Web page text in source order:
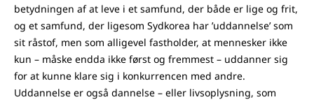
betydningen af at leve i et samfund, der både er lige og frit,
og et samfund, der ligesom Sydkorea har ’uddannelse’ som
sit råstof, men som alligevel fastholder, at mennesker ikke
kun – måske endda ikke først og fremmest – uddanner sig
for at kunne klare sig i konkurrencen med andre.
Uddannelse er også dannelse – eller livsoplysning, som